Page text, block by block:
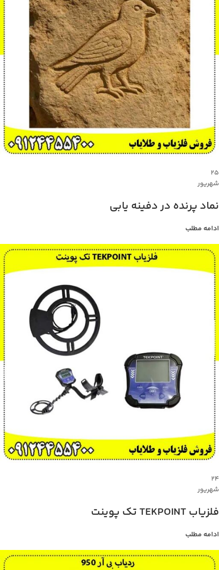
۲۵
شهریور
نماد پرنده در دفینه یابی
ادامه مطلب
۲۴
شهریور
فلزیاب TEKPOINT تک پوینت
ادامه مطلب